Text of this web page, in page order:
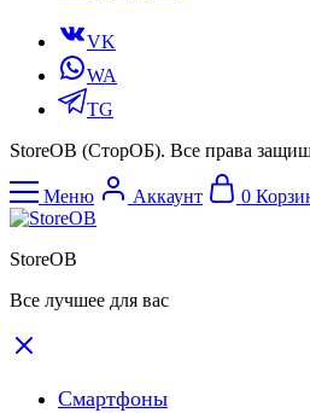
VK
WA
TG
StoreOB (CторОБ). Все права
Меню Аккаунт 0
StoreOB
Все лучшее для вас
Смартфоны